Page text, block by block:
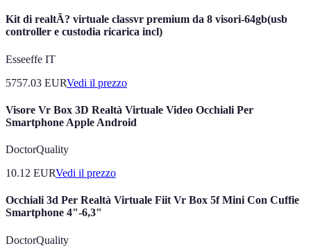
Kit di realtÃ? virtuale classvr premium da 8 visori-64gb(usb
controller e custodia ricarica incl)
Esseeffe IT
5757.03 EURVedi il prezzo
Visore Vr Box 3D Realtà Virtuale Video Occhiali Per
Smartphone Apple Android
DoctorQuality
10.12 EURVedi il prezzo
Occhiali 3d Per Realtà Virtuale Fiit Vr Box 5f Mini Con Cuffie
Smartphone 4"-6,3"
DoctorQuality